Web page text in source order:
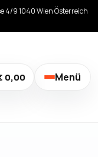
4/9 1040 Wien Österreich
0,00 Menü